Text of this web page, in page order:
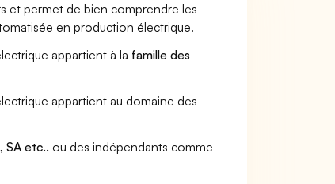
et permet de bien comprendre les
en production électrique.
appartient à la famille des
appartient au domaine des
SA etc.. ou des indépendants comme